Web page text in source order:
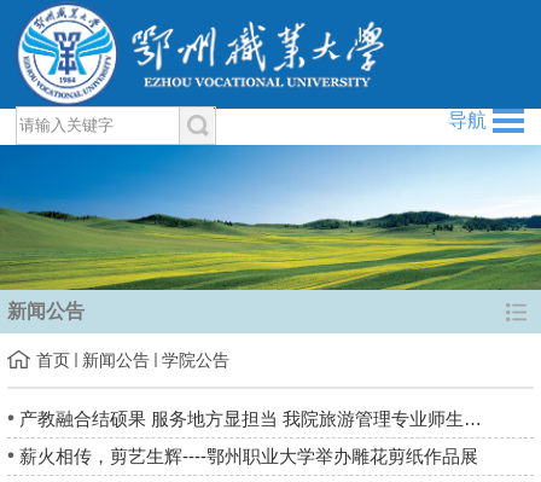
导航
新闻公告
首页 新闻公告 学院公告
产教融合结硕果 服务地方显担当 我院旅游管理专业师生全力服务鄂州园博园...
薪火相传，剪艺生辉----鄂州职业大学举办雕花剪纸作品展